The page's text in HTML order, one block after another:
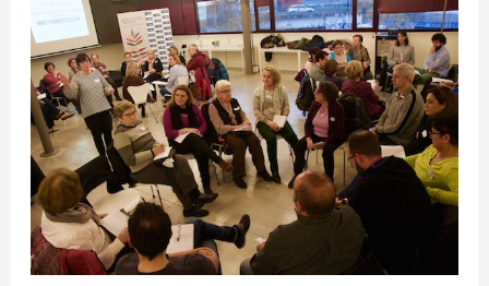
de
Ourense
con
una
salud
de
película